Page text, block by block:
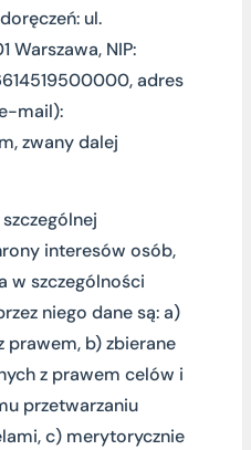
ul.
Warszawa, NIP:
adres
mail):
zwany dalej
interesów osób,
w szczególności
niego dane są: a)
prawem, b) zbierane
z prawem celów i
przetwarzaniu
c) merytorycznie